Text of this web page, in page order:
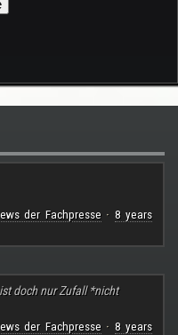
der Fachpresse· 8 years
doch nur Zufall *nicht
der Fachpresse· 8 years